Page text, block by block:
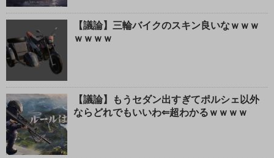
【議論】三輪バイクのスキン良いなｗｗｗ
ｗｗｗｗ
【議論】もうセダン出すぎてポルシェ以外
ならどれでもいいわ⇐超わかるｗｗｗｗ